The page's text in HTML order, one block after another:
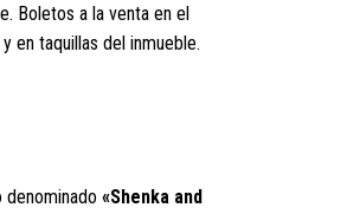
Boletos a la venta en el
en taquillas del inmueble.
«Shenka and